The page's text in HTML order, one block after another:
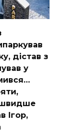
дістав з
у
швидше
Ігор,